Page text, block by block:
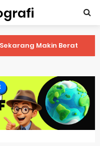
Part Geografi Ekonomi
Part Geografi Budaya
2026 Part Dinamika Kota
2025 No 51-55